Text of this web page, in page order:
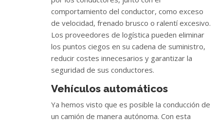
comportamiento del conductor, como exceso
de velocidad, frenado brusco o ralentí excesivo.
Los proveedores de logística pueden eliminar
los puntos ciegos en su cadena de suministro,
reducir costes innecesarios y garantizar la
seguridad de sus conductores.
Vehículos automáticos
Ya hemos visto que es posible la conducción de
un camión de manera autónoma. Con esta